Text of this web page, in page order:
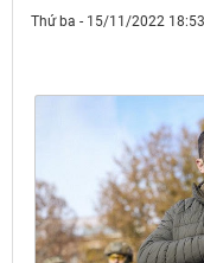
Thứ ba - 15/11/2022 18:53